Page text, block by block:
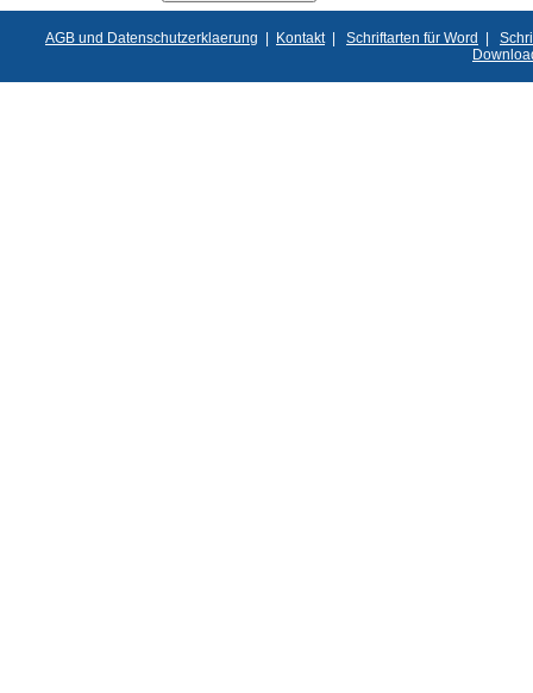
AGB und Datenschutzerklaerung | Kontakt| Schriftarten für Word |